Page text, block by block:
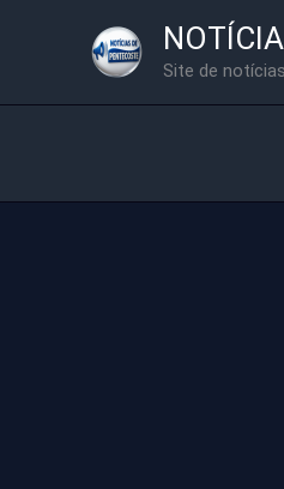
Site de notícias